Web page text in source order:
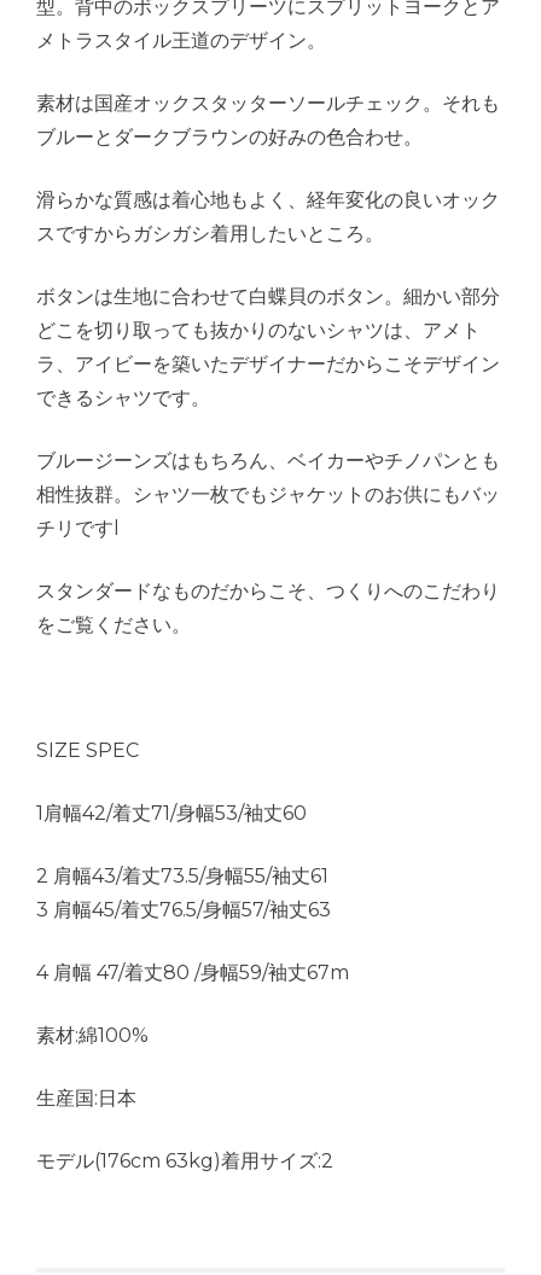
型。背中のボックスプリーツにスプリットヨークとア
メトラスタイル王道のデザイン。
素材は国産オックスタッターソールチェック。それも
ブルーとダークブラウンの好みの色合わせ。
滑らかな質感は着心地もよく、経年変化の良いオック
スですからガシガシ着用したいところ。
ボタンは生地に合わせて白蝶貝のボタン。細かい部分
どこを切り取っても抜かりのないシャツは、アメト
ラ、アイビーを築いたデザイナーだからこそデザイン
できるシャツです。
ブルージーンズはもちろん、ベイカーやチノパンとも
相性抜群。シャツ一枚でもジャケットのお供にもバッ
チリですl
スタンダードなものだからこそ、つくりへのこだわり
をご覧ください。
SIZE SPEC
1肩幅42/着丈71/身幅53/袖丈60
2 肩幅43/着丈73.5/身幅55/袖丈61
3 肩幅45/着丈76.5/身幅57/袖丈63
4 肩幅 47/着丈80 /身幅59/袖丈67m
素材:綿100%
生産国:日本
モデル(176cm 63kg)着用サイズ:2